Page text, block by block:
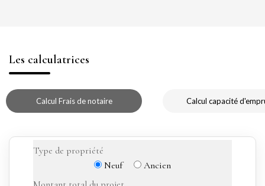
Les calculatrices
Calcul Frais de notaire Calcul capacité